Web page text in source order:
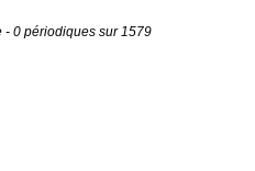
- 0 périodiques sur 1579